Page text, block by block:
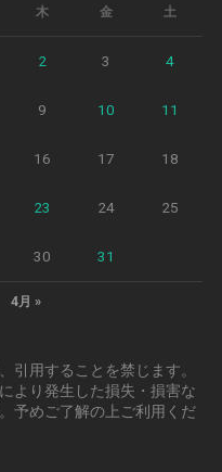
木 金 土
4月 »
2 3 4
9 10 11
16 17 18
23 24 25
30 31
引用することを禁じます。
より発生した損失・損害な
予めご了解の上ご利用くだ